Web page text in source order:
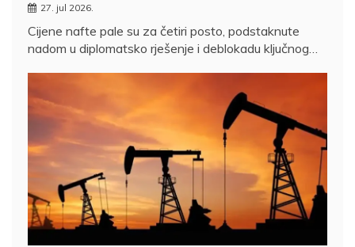
27. jul 2026.
Cijene nafte pale su za četiri posto, podstaknute
nadom u diplomatsko rješenje i deblokadu ključnog…